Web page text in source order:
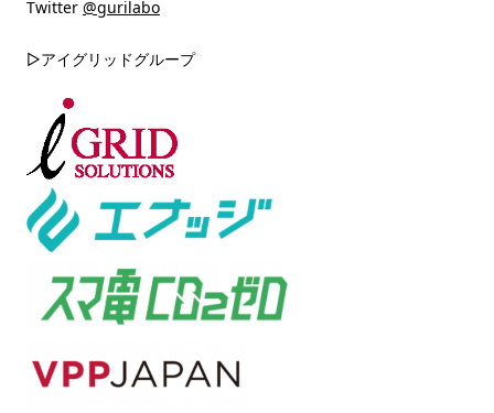
Twitter @gurilabo
▷アイグリッドグループ